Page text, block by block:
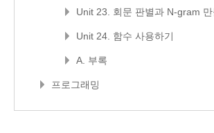
Unit 23. 회문 판별과 N-gram 만
Unit 24. 함수 사용하기
A. 부록
프로그래밍